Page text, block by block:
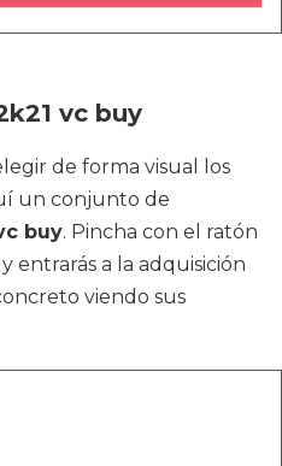
vc buy
de forma visual los
un conjunto de
buy. Pincha con el ratón
entrarás a la adquisición
viendo sus